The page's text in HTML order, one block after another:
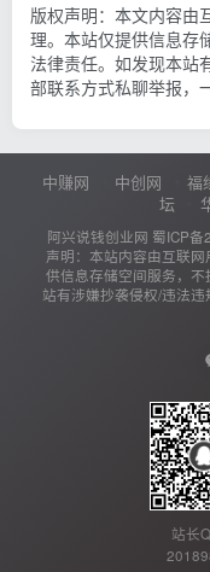
版权声明：本文内容由
理。本站仅提供信息存
法律责任。如发现本站
部联系方式私聊举报，
中赚网 中创网 福
坛
阿兴说钱创业网 蜀ICP
声明：本站内容由互联
供信息存储空间服务，
站有涉嫌抄袭侵权/违法违
站长